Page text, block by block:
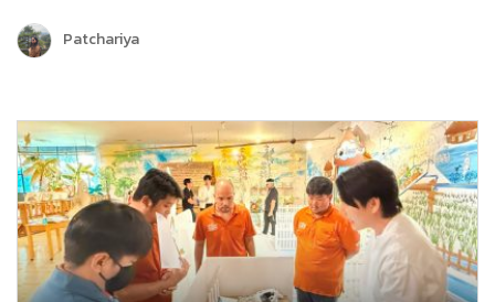
โอกาสและความท้าทาย ปีนี้ Clicknext มุ่งเน้นการขยายบริการและ
พัฒนาผลิตภัณฑ์ให้ตอบโจทย์ลูกค้ามากยิ่งขึ้น พร้อมกล่าวขอบคุณ
Patchariya